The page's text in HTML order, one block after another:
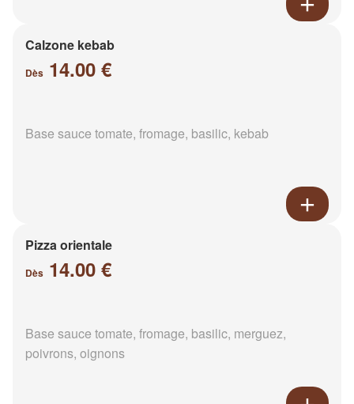
Calzone kebab
Dès 14.00 €
Base sauce tomate, fromage, basilic, kebab
Pizza orientale
Dès 14.00 €
Base sauce tomate, fromage, basilic, merguez,
poivrons, oignons